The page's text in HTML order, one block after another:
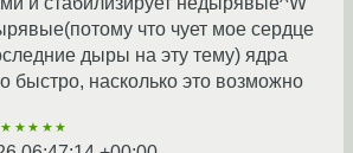
что чует мое сердце
дыры на эту тему) ядра
быстро, насколько это возможно
★★★★★